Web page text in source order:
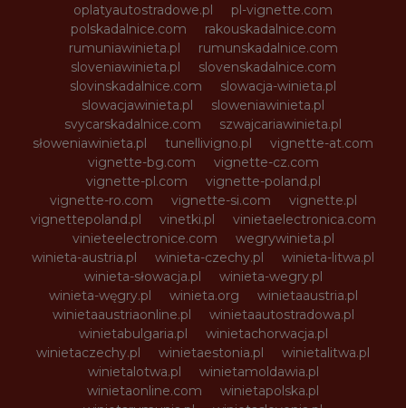
oplatyautostradowe.pl
pl-vignette.com
polskadalnice.com
rakouskadalnice.com
rumuniawinieta.pl
rumunskadalnice.com
sloveniawinieta.pl
slovenskadalnice.com
slovinskadalnice.com
slowacja-winieta.pl
slowacjawinieta.pl
sloweniawinieta.pl
svycarskadalnice.com
szwajcariawinieta.pl
słoweniawinieta.pl
tunellivigno.pl
vignette-at.com
vignette-bg.com
vignette-cz.com
vignette-pl.com
vignette-poland.pl
vignette-ro.com
vignette-si.com
vignette.pl
vignettepoland.pl
vinetki.pl
vinietaelectronica.com
vinieteelectronice.com
wegrywinieta.pl
winieta-austria.pl
winieta-czechy.pl
winieta-litwa.pl
winieta-słowacja.pl
winieta-wegry.pl
winieta-węgry.pl
winieta.org
winietaaustria.pl
winietaaustriaonline.pl
winietaautostradowa.pl
winietabulgaria.pl
winietachorwacja.pl
winietaczechy.pl
winietaestonia.pl
winietalitwa.pl
winietalotwa.pl
winietamoldawia.pl
winietaonline.com
winietapolska.pl